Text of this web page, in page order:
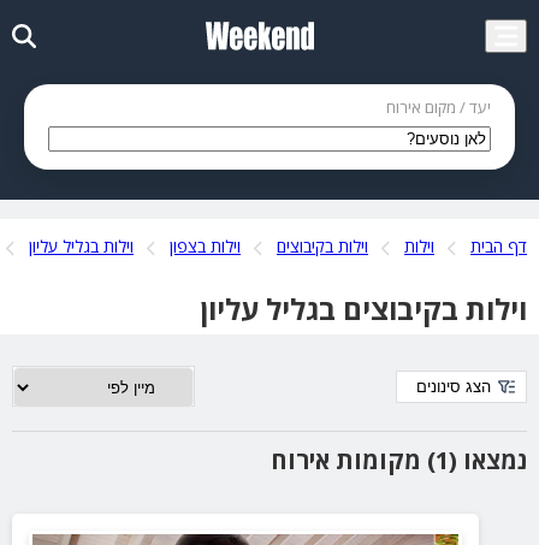
יעד / מקום אירוח
דף הבית וילות וילות בקיבוצים וילות בצפון וילות בגליל עליון
וילות בקיבוצים בגליל עליון
נמצאו (1) מקומות אירוח
הצג סינונים